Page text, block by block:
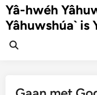
Ga
naar
inhoud
Yâ-hwéh
Yâhuwshúa` is
Zoeken